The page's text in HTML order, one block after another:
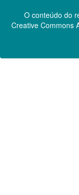
O conteúdo do
Creative Commons